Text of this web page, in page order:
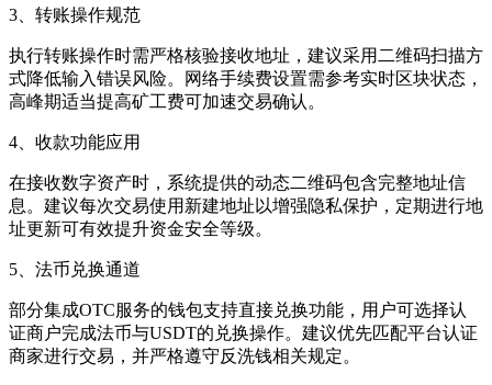
3、转账操作规范
执行转账操作时需严格核验接收地址，建议采用二维码扫描方
式降低输入错误风险。网络手续费设置需参考实时区块状态，
高峰期适当提高矿工费可加速交易确认。
4、收款功能应用
在接收数字资产时，系统提供的动态二维码包含完整地址信
息。建议每次交易使用新建地址以增强隐私保护，定期进行地
址更新可有效提升资金安全等级。
5、法币兑换通道
部分集成OTC服务的钱包支持直接兑换功能，用户可选择认
证商户完成法币与USDT的兑换操作。建议优先匹配平台认证
商家进行交易，并严格遵守反洗钱相关规定。